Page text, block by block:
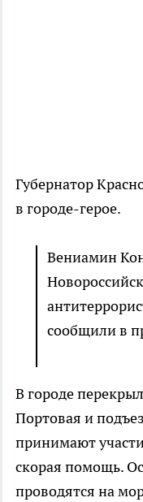
Губернатор
в городе-герое.
Вениамин
сообщили в
В городе
Портовая и
принимают
скорая помощь.
проводятся на